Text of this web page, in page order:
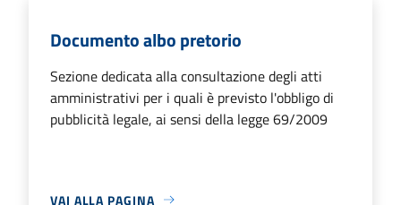
Documento albo pretorio
Sezione dedicata alla consultazione degli atti
amministrativi per i quali è previsto l'obbligo di
pubblicità legale, ai sensi della legge 69/2009
VAI ALLA PAGINA